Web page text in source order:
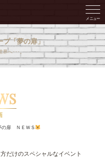
プ「夢の扉」
界へ･･･。
の扉 ＮＥＷＳ
だけのスペシャルなイベント